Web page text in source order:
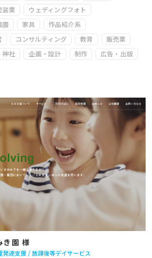
装業
ウェディングフォト
園 家具
作品紹介系
コンサルティング 教育
販売業
神社 企画・設計 制作
広告・出版
き園 様
発達支援 放課後等デイサービス